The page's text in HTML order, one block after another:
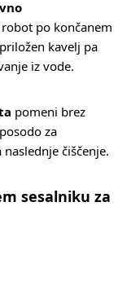
po končanem
kavelj pa
iz vode.
pomeni brez
za
čiščenje.
sesalniku za